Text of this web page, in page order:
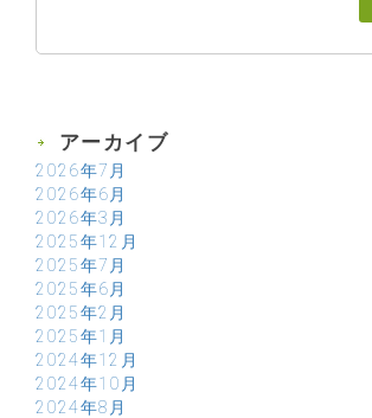
アーカイブ
2026年7月
2026年6月
2026年3月
2025年12月
2025年7月
2025年6月
2025年2月
2025年1月
2024年12月
2024年10月
2024年8月